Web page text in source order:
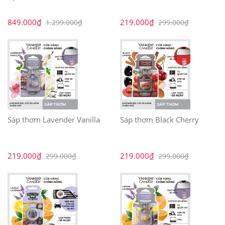
849.000₫ 1.299.000₫ 219.000₫ 299.000₫
Sáp thơm Lavender Vanilla
219.000₫ 299.000₫
Sáp thơm Black Cherry
219.000₫ 299.000₫